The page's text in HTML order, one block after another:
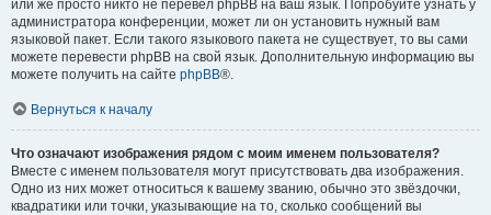
или же просто никто не перевёл phpBB на ваш язык. Попробуйте узнать у
администратора конференции, может ли он установить нужный вам
языковой пакет. Если такого языкового пакета не существует, то вы сами
можете перевести phpBB на свой язык. Дополнительную информацию вы
можете получить на сайте phpBB®.
Вернуться к началу
Что означают изображения рядом с моим именем пользователя?
Вместе с именем пользователя могут присутствовать два изображения.
Одно из них может относиться к вашему званию, обычно это звёздочки,
квадратики или точки, указывающие на то, сколько сообщений вы